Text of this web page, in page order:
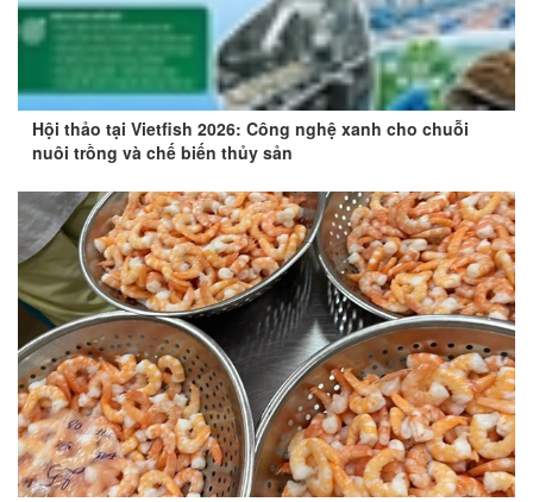
Hội thảo tại Vietfish 2026: Công nghệ xanh cho chuỗi
nuôi trồng và chế biến thủy sản